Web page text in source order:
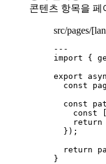
콘텐츠 항목을 페
src/pages/
---
import {
export
const
const
const [
return
} );
return
}